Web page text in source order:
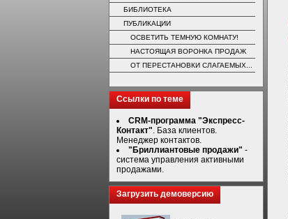
БИБЛИОТЕКА
ПУБЛИКАЦИИ
ОСВЕТИТЬ ТЕМНУЮ КОМНАТУ!
НАСТОЯЩАЯ ВОРОНКА ПРОДАЖ
ОТ ПЕРЕСТАНОВКИ СЛАГАЕМЫХ...
Ссылки по теме
CRM-программа "Экспресс-
Контакт". База клиентов.
Менеджер контактов.
"Бриллиантовые продажи" -
система управления активными
продажами.
Загрузить демоверсию